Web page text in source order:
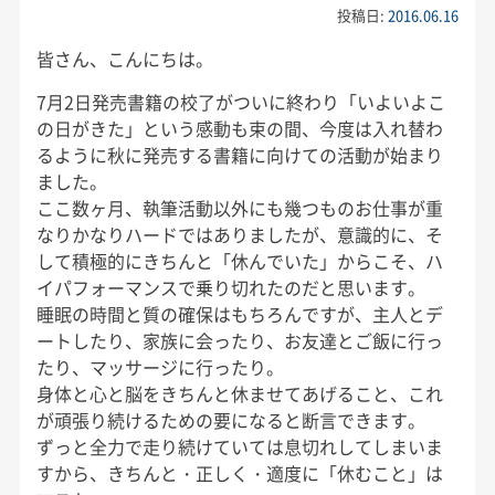
投稿日:2016.06.16
皆さん、こんにちは。
7月2日発売書籍の校了がついに終わり「いよいよこ
の日がきた」という感動も束の間、今度は入れ替わ
るように秋に発売する書籍に向けての活動が始まり
ました。
ここ数ヶ月、執筆活動以外にも幾つものお仕事が重
なりかなりハードではありましたが、意識的に、そ
して積極的にきちんと「休んでいた」からこそ、ハ
イパフォーマンスで乗り切れたのだと思います。
睡眠の時間と質の確保はもちろんですが、主人とデ
ートしたり、家族に会ったり、お友達とご飯に行っ
たり、マッサージに行ったり。
身体と心と脳をきちんと休ませてあげること、これ
が頑張り続けるための要になると断言できます。
ずっと全力で走り続けていては息切れしてしまいま
すから、きちんと・正しく・適度に「休むこと」は